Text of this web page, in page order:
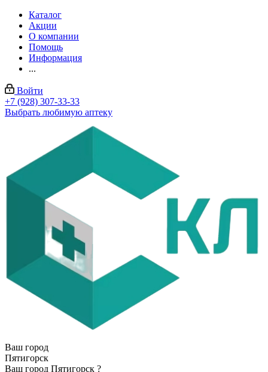
Каталог
Акции
О компании
Помощь
Информация
...
Войти
+7 (928) 307-33-33
Выбрать любимую аптеку
Ваш город
Пятигорск
Ваш город Пятигорск ?